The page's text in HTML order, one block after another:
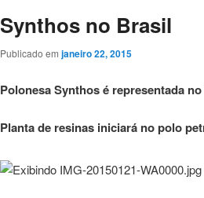
Synthos no Brasil
Publicado em janeiro 22, 2015
Polonesa Synthos é representada
Planta de resinas iniciará no polo